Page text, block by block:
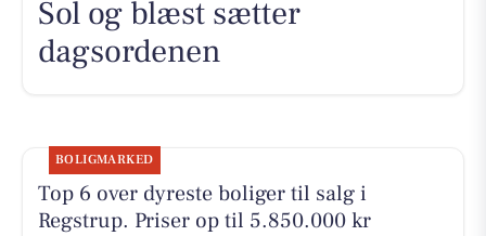
Sol og blæst sætter
dagsordenen
BOLIGMARKED
Top 6 over dyreste boliger til salg i
Regstrup. Priser op til 5.850.000 kr